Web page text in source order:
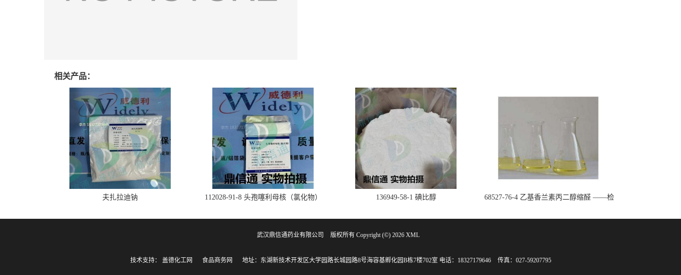
相关产品：
夫扎拉迪钠 112028-91-8 头孢噻利母核（氯化物） 136949-58-1 碘比醇
68527-76-4 乙基香兰素丙二醇缩醛 ——检
武汉鼎信通药业有限公司 版权所有 Copyright (©) 2026 XML
技术支持： 盖德化工网 食品商务网 地址：东湖新技术开发区大学园路长城园路8号海容基孵化园B栋7楼702室 电话：18327179646 传真：027-59207795